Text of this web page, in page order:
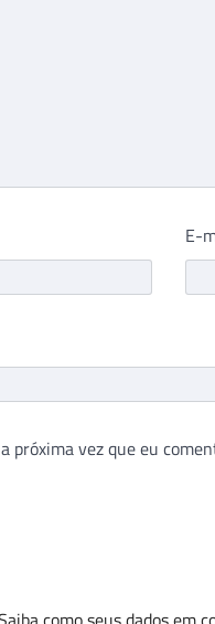
E-
próxima vez que eu